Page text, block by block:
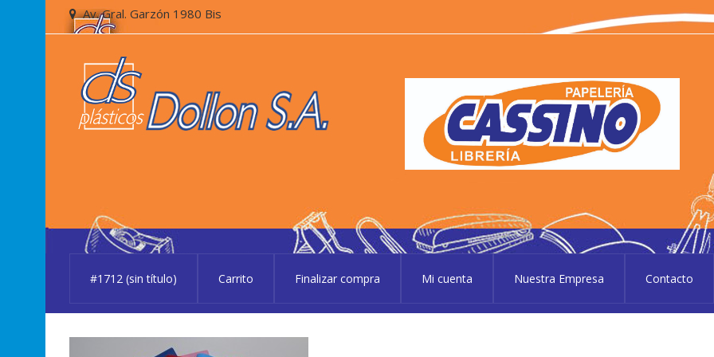
Skip
Skip Av. Gral. Garzón 1980 Bis
#1712 (sin título) Carrito Finalizar compra Mi cuenta Nuestra Empresa Contacto